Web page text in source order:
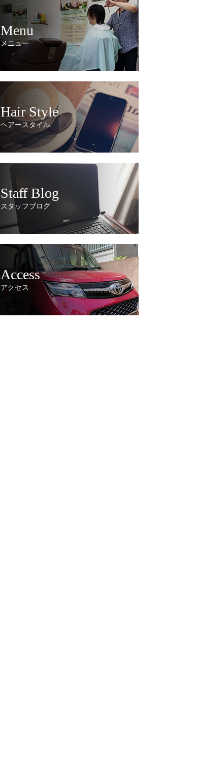
Menu
メニュー
Hair Style
ヘアースタイル
Staff Blog
スタッフブログ
Access
アクセス